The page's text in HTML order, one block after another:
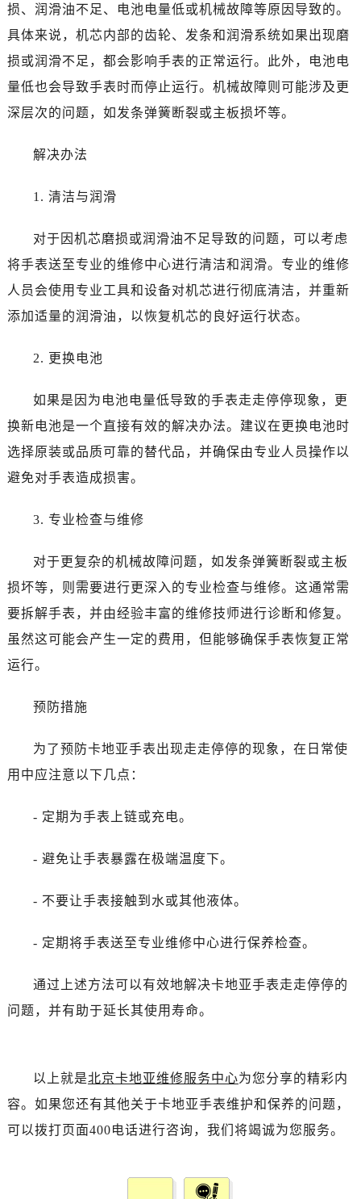
损、润滑油不足、电池电量低或机械故障等原因导致的。
具体来说，机芯内部的齿轮、发条和润滑系统如果出现磨
损或润滑不足，都会影响手表的正常运行。此外，电池电
量低也会导致手表时而停止运行。机械故障则可能涉及更
深层次的问题，如发条弹簧断裂或主板损坏等。
解决办法
1. 清洁与润滑
对于因机芯磨损或润滑油不足导致的问题，可以考虑
将手表送至专业的维修中心进行清洁和润滑。专业的维修
人员会使用专业工具和设备对机芯进行彻底清洁，并重新
添加适量的润滑油，以恢复机芯的良好运行状态。
2. 更换电池
如果是因为电池电量低导致的手表走走停停现象，更
换新电池是一个直接有效的解决办法。建议在更换电池时
选择原装或品质可靠的替代品，并确保由专业人员操作以
避免对手表造成损害。
3. 专业检查与维修
对于更复杂的机械故障问题，如发条弹簧断裂或主板
损坏等，则需要进行更深入的专业检查与维修。这通常需
要拆解手表，并由经验丰富的维修技师进行诊断和修复。
虽然这可能会产生一定的费用，但能够确保手表恢复正常
运行。
预防措施
为了预防卡地亚手表出现走走停停的现象，在日常使
用中应注意以下几点：
- 定期为手表上链或充电。
- 避免让手表暴露在极端温度下。
- 不要让手表接触到水或其他液体。
- 定期将手表送至专业维修中心进行保养检查。
通过上述方法可以有效地解决卡地亚手表走走停停的
问题，并有助于延长其使用寿命。
以上就是北京卡地亚维修服务中心为您分享的精彩内
容。如果您还有其他关于卡地亚手表维护和保养的问题，
可以拨打页面400电话进行咨询，我们将竭诚为您服务。